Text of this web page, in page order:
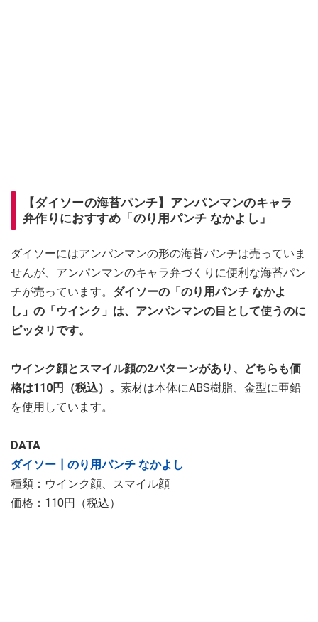
【ダイソーの海苔パンチ】アンパンマンのキャラ
弁作りにおすすめ「のり用パンチ なかよし」
ダイソーにはアンパンマンの形の海苔パンチは売っていま
せんが、アンパンマンのキャラ弁づくりに便利な海苔パン
チが売っています。 ダイソーの「のり用パンチ なかよ
し」の「ウインク」は、アンパンマンの目として使うのに
ピッタリです。
ウインク顔とスマイル顔の2パターンがあり、どちらも価
格は110円（税込）。 素材は本体にABS樹脂、金型に亜鉛
を使用しています。
DATA
ダイソー┃のり用パンチ なかよし
種類：ウインク顔、スマイル顔
価格：110円（税込）